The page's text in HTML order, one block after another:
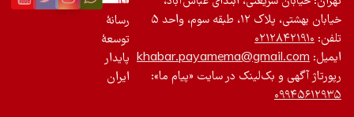
بهشتی، پلاک ۱۲، طبقه سوم، واحد ۵
۰۲۱۲۸۴۲۱۹۱۰
khabar.payamema@gmail.com
آگهی و بک‌لینک در سایت «پیام ما»:
رسانۀ
توسعۀ
پایدار
ایران